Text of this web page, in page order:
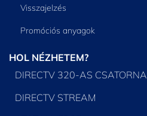
Visszajelzés
Promóciós anyagok
HOL NÉZHETEM?
DIRECTV 320-AS CSATORNA
DIRECTV STREAM